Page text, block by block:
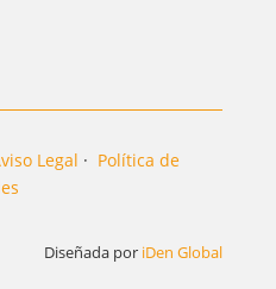
Legal · Política de
Diseñada por iDen Global